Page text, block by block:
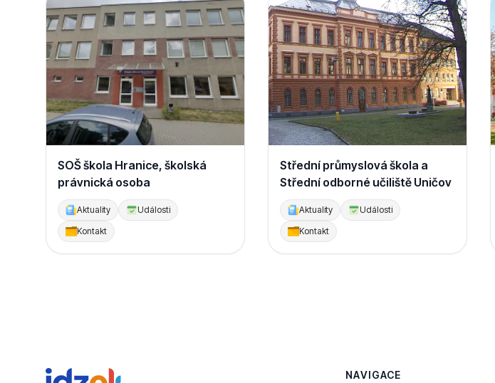
SOŠ škola Hranice, školská
právnická osoba
Aktuality
Události
Kontakt
Střední průmyslová škola a
Střední odborné učiliště Uničov
Aktuality
Události
Kontakt
NAVIGACE